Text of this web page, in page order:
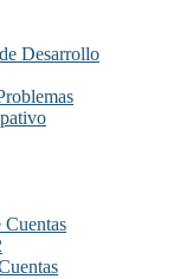
Desarrollo
Cuentas